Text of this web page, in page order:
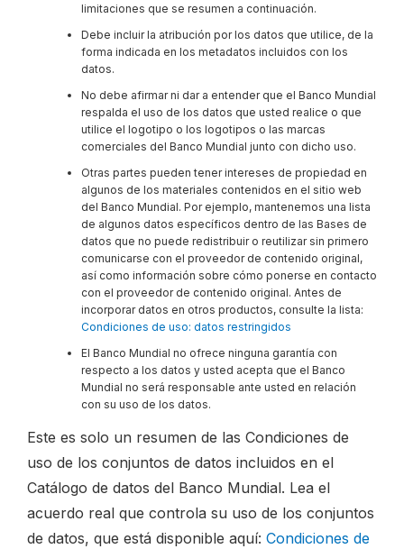
limitaciones que se resumen a continuación.
Debe incluir la atribución por los datos que utilice, de la
forma indicada en los metadatos incluidos con los
datos.
No debe afirmar ni dar a entender que el Banco Mundial
respalda el uso de los datos que usted realice o que
utilice el logotipo o los logotipos o las marcas
comerciales del Banco Mundial junto con dicho uso.
Otras partes pueden tener intereses de propiedad en
algunos de los materiales contenidos en el sitio web
del Banco Mundial. Por ejemplo, mantenemos una lista
de algunos datos específicos dentro de las Bases de
datos que no puede redistribuir o reutilizar sin primero
comunicarse con el proveedor de contenido original,
así como información sobre cómo ponerse en contacto
con el proveedor de contenido original. Antes de
incorporar datos en otros productos, consulte la lista:
Condiciones de uso: datos restringidos
El Banco Mundial no ofrece ninguna garantía con
respecto a los datos y usted acepta que el Banco
Mundial no será responsable ante usted en relación
con su uso de los datos.
Este es solo un resumen de las Condiciones de
uso de los conjuntos de datos incluidos en el
Catálogo de datos del Banco Mundial. Lea el
acuerdo real que controla su uso de los conjuntos
de datos, que está disponible aquí: Condiciones de